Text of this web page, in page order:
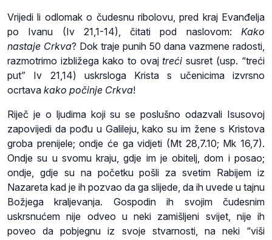
Vrijedi li odlomak o čudesnu ribolovu, pred kraj Evanđelja
po Ivanu (Iv 21,1-14), čitati pod naslovom: Kako
nastaje Crkva? Dok traje punih 50 dana vazmene radosti,
razmotrimo izbližega kako to ovajtreći susret (usp. “treći
put” Iv 21,14) uskrsloga Krista s učenicima izvrsno
ocrtava kako počinje Crkva!
Riječ je o ljudima koji su se poslušno odazvali Isusovoj
zapovijedi da pođu u Galileju, kako su im žene s Kristova
groba prenijele; ondje će ga vidjeti (Mt 28,7.10; Mk 16,7).
Ondje su u svomu kraju, gdje im je obitelj, dom i posao;
ondje, gdje su na početku pošli za svetim Rabijem iz
Nazareta kad je ih pozvao da ga slijede, da ih uvede u tajnu
Božjega kraljevanja. Gospodin ih svojim čudesnim
uskrsnućem nije odveo u neki zamišljeni svijet, nije ih
poveo da pobjegnu iz svoje stvarnosti, na neki “viši